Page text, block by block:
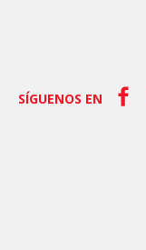
SÍGUENOS EN